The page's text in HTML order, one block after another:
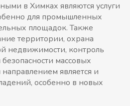
в Химках являются услуги
для промышленных
площадок. Также
территории, охрана
недвижимости, контроль
массовых
является и
особенно в новых